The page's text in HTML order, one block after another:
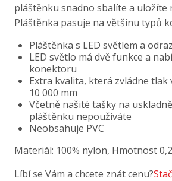
pláštěnku snadno sbalíte a uložíte
Pláštěnka pasuje na většinu typů
Pláštěnka s LED světlem a
LED světlo má dvě funkce a
konektoru
Extra kvalita, která zvládne tlak
10 000 mm
Včetně našité tašky na
pláštěnku nepoužíváte
Neobsahuje PVC
Materiál: 100% nylon, Hmotnost
Líbí se Vám a chcete znát cenu?